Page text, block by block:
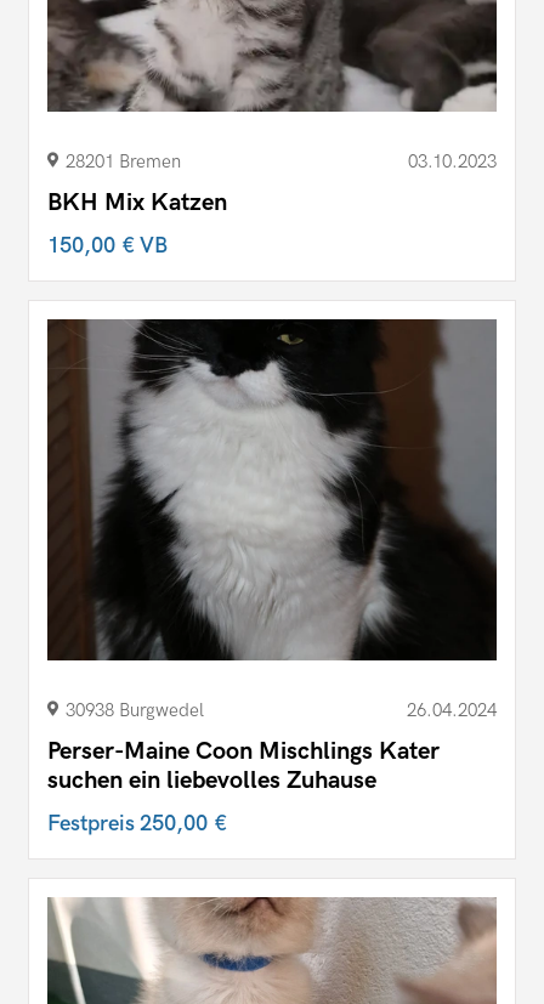
28201 Bremen 03.10.2023
BKH Mix Katzen
150,00 €VB
30938 Burgwedel 26.04.2024
Perser-Maine Coon Mischlings Kater
suchen ein liebevolles Zuhause
Festpreis250,00 €